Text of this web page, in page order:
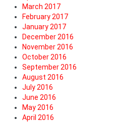
March 2017
February 2017
January 2017
December 2016
November 2016
October 2016
September 2016
August 2016
July 2016
June 2016
May 2016
April 2016